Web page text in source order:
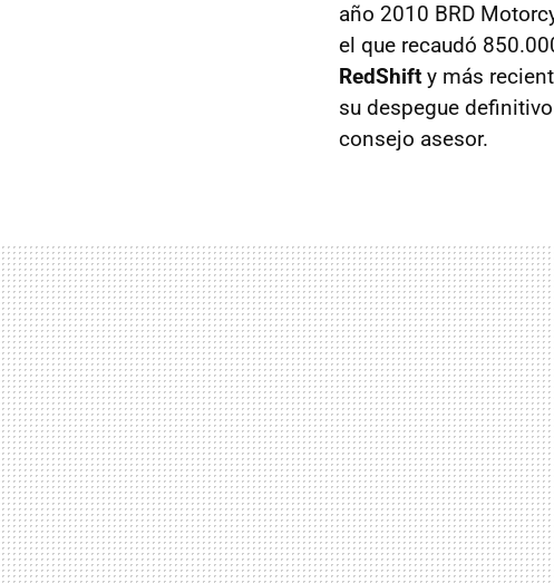
año 2010 BRD
el que recaudó
RedShift y más
su despegue
consejo asesor.